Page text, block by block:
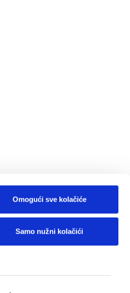
Omogući sve kolačiće
Samo nužni kolačići